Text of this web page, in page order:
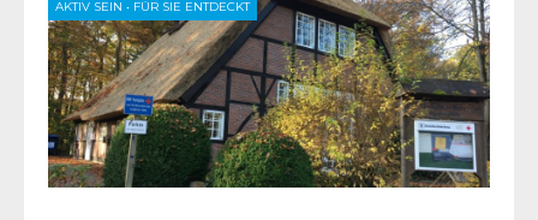
AKTIV SEIN • FÜR SIE ENTDECKT